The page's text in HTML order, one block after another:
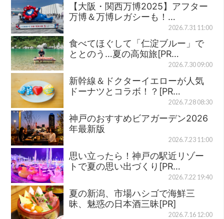
【大阪・関西万博2025】アフター
万博＆万博レガシーも！…
2026.7.31 11:00
食べてほぐして「仁淀ブルー」で
ととのう…夏の高知旅[PR…
2026.7.30 09:00
新幹線＆ドクターイエローが人気
ドーナツとコラボ！？[PR…
2026.7.28 08:30
神戸のおすすめビアガーデン2026
年最新版
2026.7.23 11:00
思い立ったら！神戸の駅近リゾー
トで夏の思い出づくり[PR…
2026.7.22 19:40
夏の新潟、市場ハシゴで海鮮三
昧、魅惑の日本酒三昧[PR]
2026.7.16 12:00